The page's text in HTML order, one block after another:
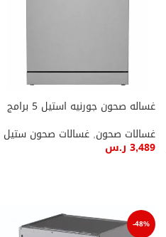
غساله صحون جورنيه استيل 5 برامج
غسالات صحون, غسالات صحون ستيل
3,489 ر.س
-48%